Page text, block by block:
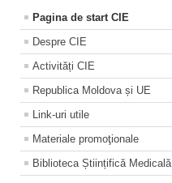
Pagina de start CIE
Despre CIE
Activități CIE
Republica Moldova și UE
Link-uri utile
Materiale promoţionale
Biblioteca Științifică Medicală